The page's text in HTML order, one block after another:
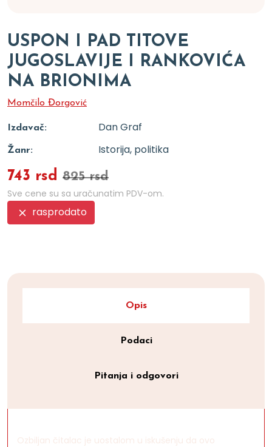
USPON I PAD TITOVE
JUGOSLAVIJE I RANKOVIĆA
NA BRIONIMA
Momčilo Đorgović
Izdavač: Dan Graf
Žanr: Istorija, politika
743 rsd 825 rsd
Sve cene su sa uračunatim PDV-om.
rasprodato
Opis
Podaci
Pitanja i odgovori
Ozbiljan čitalac je uostalom u iskušenju da ovo